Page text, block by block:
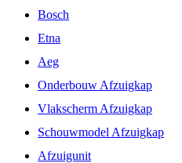
Bosch
Etna
Aeg
Onderbouw Afzuigkap
Vlakscherm Afzuigkap
Schouwmodel Afzuigkap
Afzuigunit